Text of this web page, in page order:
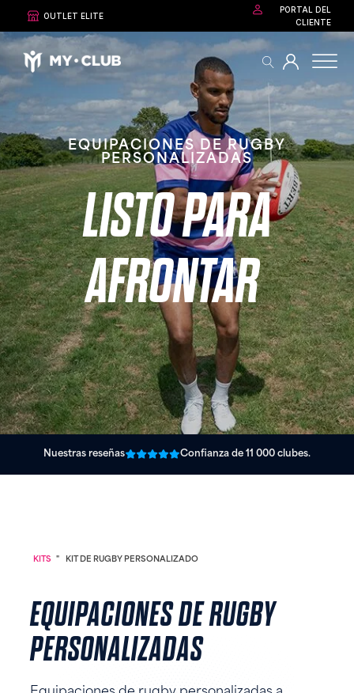
OUTLET ELITE
PORTAL DEL
CLIENTE
EQUIPACIONES DE RUGBY
PERSONALIZADAS
LISTO PARA
AFRONTAR
Nuestras reseñas Confianza de 11 000 clubes.
KITS " KIT DE RUGBY PERSONALIZADO
EQUIPACIONES DE RUGBY
PERSONALIZADAS